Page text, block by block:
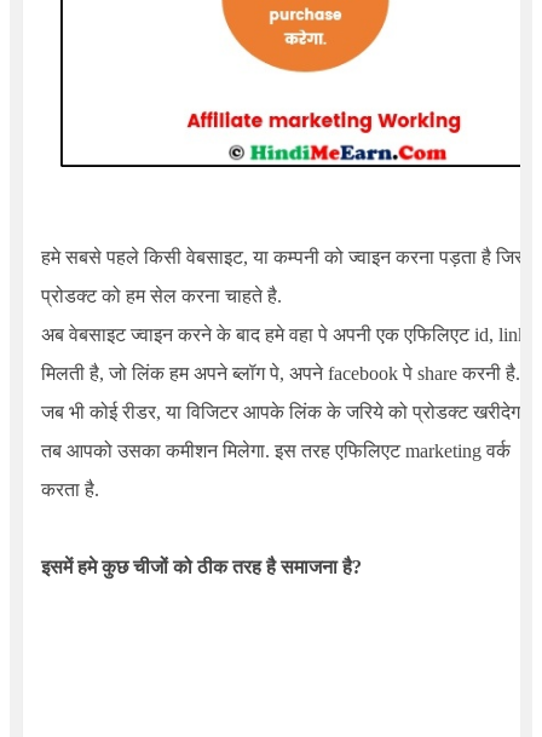
हमे सबसे पहले किसी वेबसाइट, या कम्पनी को ज्वाइन करना पड़ता है जिसके
प्रोडक्ट को हम सेल करना चाहते है.
अब वेबसाइट ज्वाइन करने के बाद हमे वहा पे अपनी एक एफिलिएट id, link
मिलती है, जो लिंक हम अपने ब्लॉग पे, अपने facebook पे share करनी है.
जब भी कोई रीडर, या विजिटर आपके लिंक के जरिये को प्रोडक्ट खरीदेगा
तब आपको उसका कमीशन मिलेगा. इस तरह एफिलिएट marketing वर्क
करता है.
इसमें हमे कुछ चीजों को ठीक तरह है समाजना है?